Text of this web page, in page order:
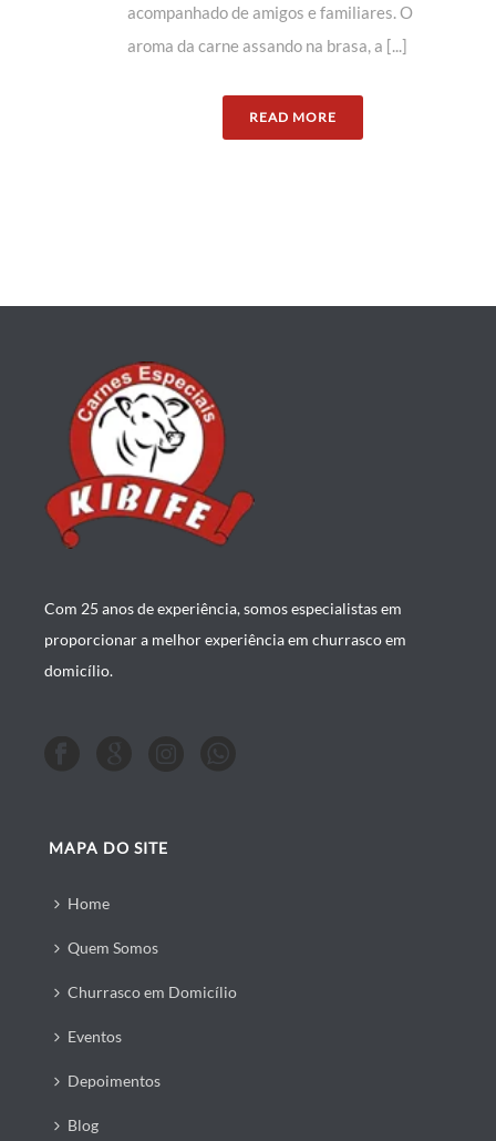
acompanhado de amigos e familiares. O
aroma da carne assando na brasa, a [...]
READ MORE
Com 25 anos de experiência, somos especialistas em
proporcionar a melhor experiência em churrasco em
domicílio.
MAPA DO SITE
Home
Quem Somos
Churrasco em Domicílio
Eventos
Depoimentos
Blog